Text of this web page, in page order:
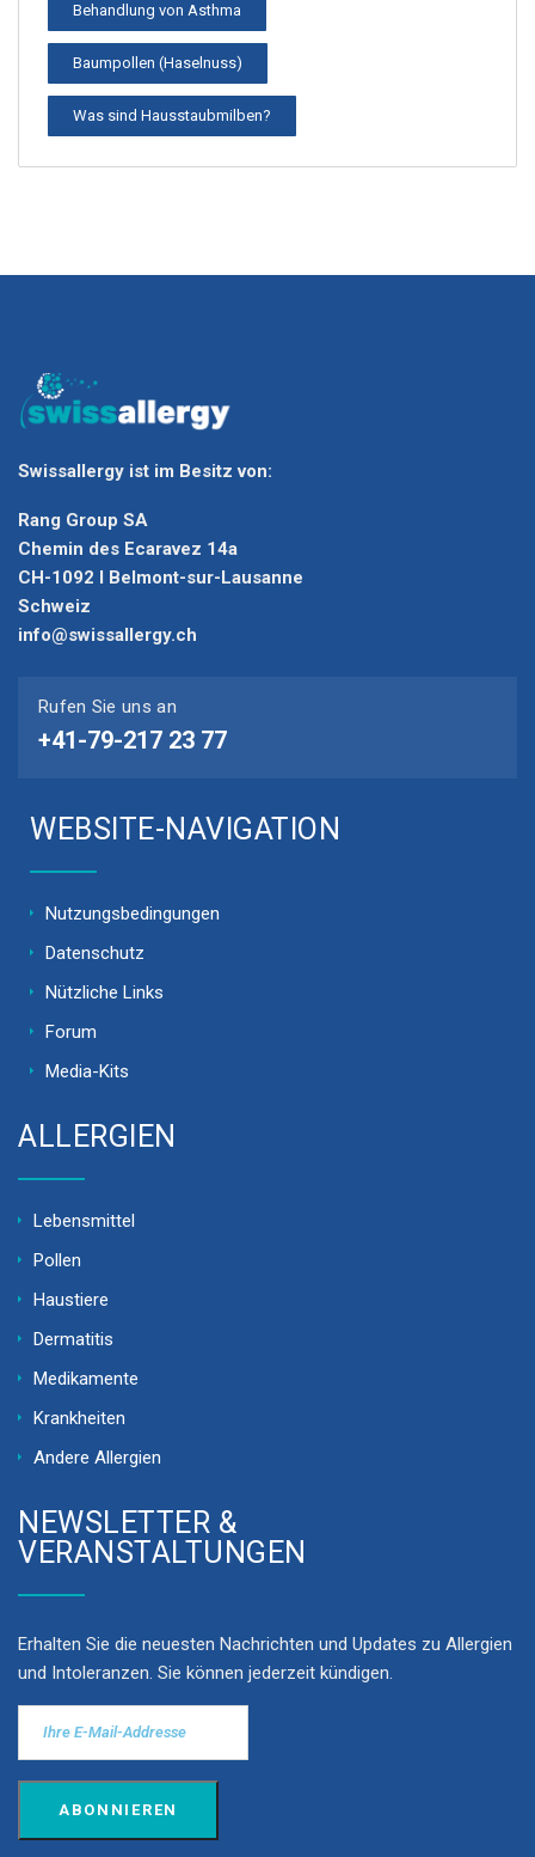
Behandlung von Asthma
Baumpollen (Haselnuss)
Was sind Hausstaubmilben?
Swissallergy ist im Besitz von:
Rang Group SA
Chemin des Ecaravez 14a
CH-1092 I Belmont-sur-Lausanne
Schweiz
info@swissallergy.ch
Rufen Sie uns an
+41-79-217 23 77
WEBSITE-NAVIGATION
Nutzungsbedingungen
Datenschutz
Nützliche Links
Forum
Media-Kits
ALLERGIEN
Lebensmittel
Pollen
Haustiere
Dermatitis
Medikamente
Krankheiten
Andere Allergien
NEWSLETTER &
VERANSTALTUNGEN
Erhalten Sie die neuesten Nachrichten und Updates zu Allergien
und Intoleranzen. Sie können jederzeit kündigen.